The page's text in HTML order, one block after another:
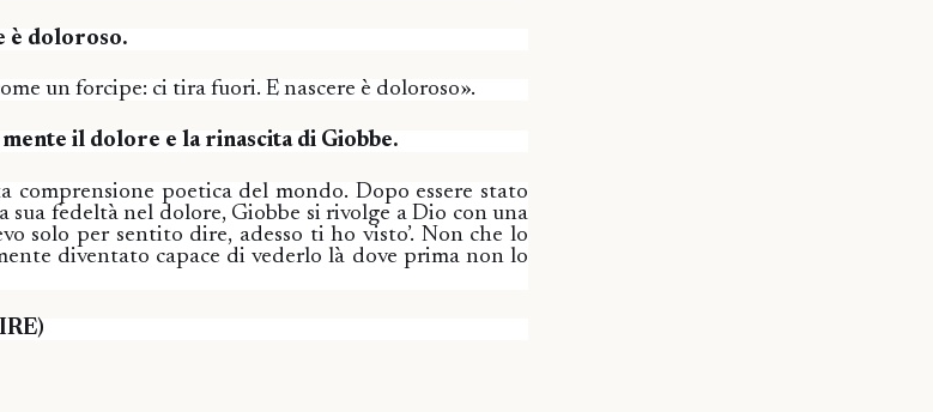
è doloroso.
un forcipe: ci tira fuori. E nascere è doloroso».
il dolore e la rinascita di Giobbe.
comprensione poetica del mondo. Dopo essere stato
sua fedeltà nel dolore, Giobbe si rivolge a Dio con una
solo per sentito dire, adesso ti ho visto’. Non che lo
diventato capace di vederlo là dove prima non lo